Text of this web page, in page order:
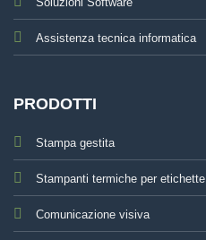
Assistenza tecnica informatica
PRODOTTI
Stampa gestita
Stampanti termiche per etichette
Comunicazione visiva